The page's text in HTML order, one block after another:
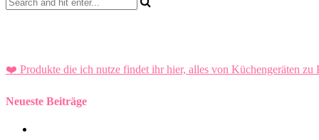
❤️ Produkte die ich nutze findet ihr hier, alles von Küchengeräten zu
Neueste Beiträge